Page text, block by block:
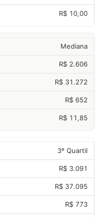
R$ 10,00
Mediana
R$ 2.606
R$ 31.272
R$ 652
R$ 11,85
3º Quartil
R$ 3.091
R$ 37.095
R$ 773